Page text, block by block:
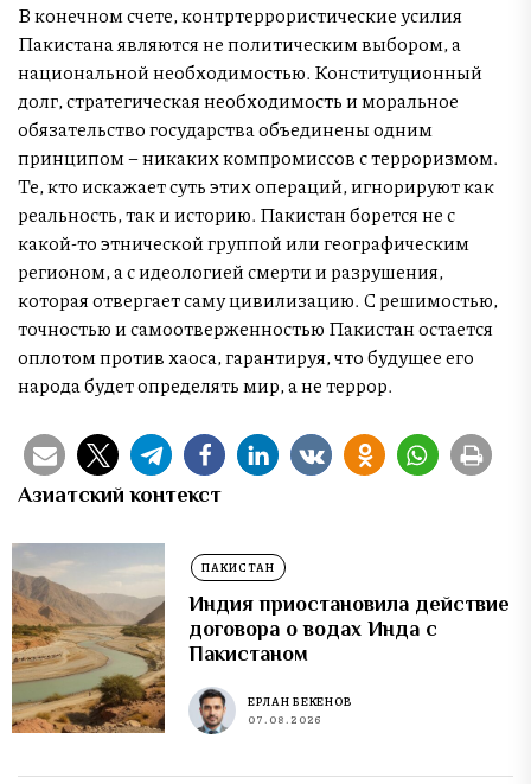
В конечном счете, контртеррористические усилия
Пакистана являются не политическим выбором, а
национальной необходимостью. Конституционный
долг, стратегическая необходимость и моральное
обязательство государства объединены одним
принципом – никаких компромиссов с терроризмом.
Те, кто искажает суть этих операций, игнорируют как
реальность, так и историю. Пакистан борется не с
какой-то этнической группой или географическим
регионом, а с идеологией смерти и разрушения,
которая отвергает саму цивилизацию. С решимостью,
точностью и самоотверженностью Пакистан остается
оплотом против хаоса, гарантируя, что будущее его
народа будет определять мир, а не террор.
Азиатский контекст
ПАКИСТАН
Индия приостановила действие
договора о водах Инда с
Пакистаном
ЕРЛАН БЕКЕНОВ
07.08.2026